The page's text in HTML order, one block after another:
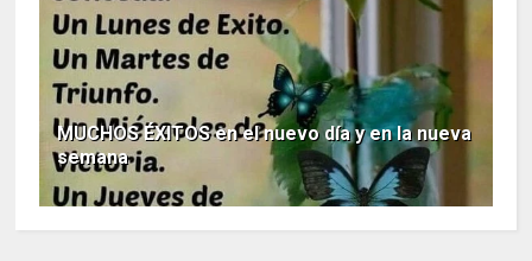
MUCHOS ÉXITOS en el nuevo día y en la nueva
semana